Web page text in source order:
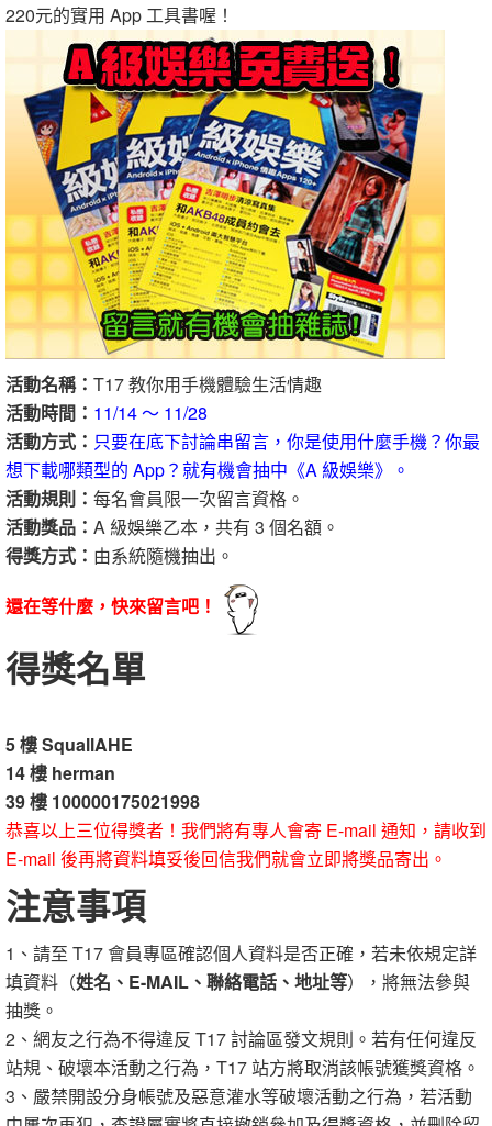
220元的實用 App 工具書喔！
活動名稱： T17 教你用手機體驗生活情趣
活動時間： 11/14 ～ 11/28
活動方式： 只要在底下討論串留言，你是使用什麼手機？你最
想下載哪類型的 App？就有機會抽中《A 級娛樂》。
活動規則： 每名會員限一次留言資格。
活動獎品： A 級娛樂乙本，共有 3 個名額。
得獎方式： 由系統隨機抽出。
還在等什麼，快來留言吧！
得獎名單
5 樓 SquallAHE
14 樓 herman
39 樓 100000175021998
恭喜以上三位得獎者！我們將有專人會寄 E-mail 通知，請收到
E-mail 後再將資料填妥後回信我們就會立即將獎品寄出。
注意事項
1、請至 T17 會員專區確認個人資料是否正確，若未依規定詳
填資料（姓名、E-MAIL、聯絡電話、地址等），將無法參與
抽獎。
2、網友之行為不得違反 T17 討論區發文規則。若有任何違反
站規、破壞本活動之行為，T17 站方將取消該帳號獲獎資格。
3、嚴禁開設分身帳號及惡意灌水等破壞活動之行為，若活動